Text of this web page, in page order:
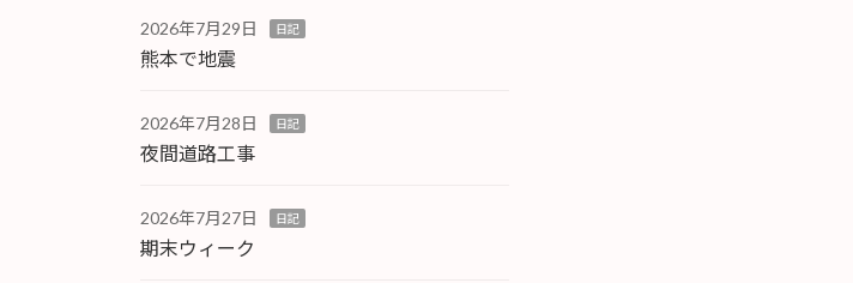
2026年7月29日 日記
熊本で地震
2026年7月28日 日記
夜間道路工事
2026年7月27日 日記
期末ウィーク